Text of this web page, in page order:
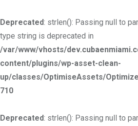
Deprecated: strlen(): Passing null to
type string is deprecated in
/var/www/vhosts/
content/plugins/wp-asset-clean-
up/classes/OptimiseAssets/
710
Deprecated: strlen(): Passing null to